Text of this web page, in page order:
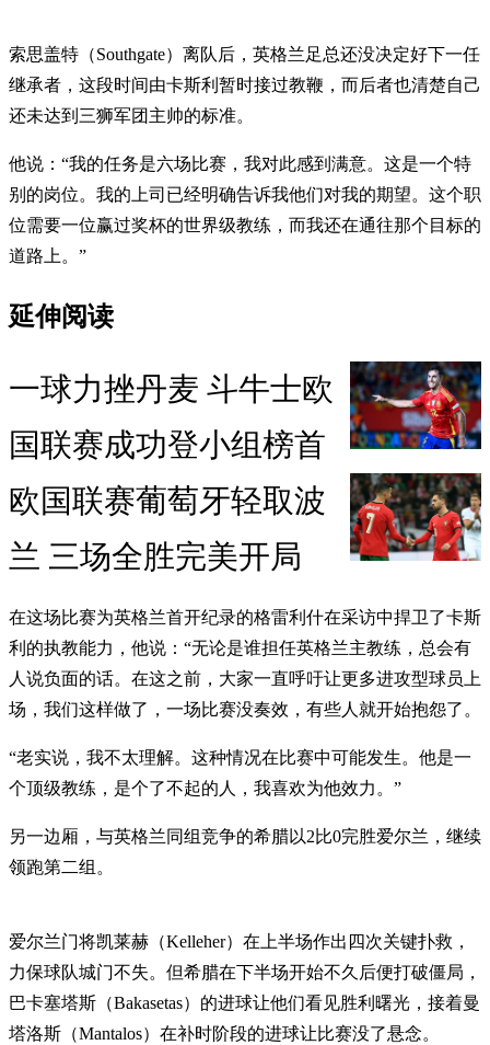
索思盖特（Southgate）离队后，英格兰足总还没决定好下一任
继承者，这段时间由卡斯利暂时接过教鞭，而后者也清楚自己
还未达到三狮军团主帅的标准。
他说：“我的任务是六场比赛，我对此感到满意。这是一个特
别的岗位。我的上司已经明确告诉我他们对我的期望。这个职
位需要一位赢过奖杯的世界级教练，而我还在通往那个目标的
道路上。”
延伸阅读
一球力挫丹麦 斗牛士欧
国联赛成功登小组榜首
欧国联赛葡萄牙轻取波
兰 三场全胜完美开局
在这场比赛为英格兰首开纪录的格雷利什在采访中捍卫了卡斯
利的执教能力，他说：“无论是谁担任英格兰主教练，总会有
人说负面的话。在这之前，大家一直呼吁让更多进攻型球员上
场，我们这样做了，一场比赛没奏效，有些人就开始抱怨了。
“老实说，我不太理解。这种情况在比赛中可能发生。他是一
个顶级教练，是个了不起的人，我喜欢为他效力。”
另一边厢，与英格兰同组竞争的希腊以2比0完胜爱尔兰，继续
领跑第二组。
爱尔兰门将凯莱赫（Kelleher）在上半场作出四次关键扑救，
力保球队城门不失。但希腊在下半场开始不久后便打破僵局，
巴卡塞塔斯（Bakasetas）的进球让他们看见胜利曙光，接着曼
塔洛斯（Mantalos）在补时阶段的进球让比赛没了悬念。